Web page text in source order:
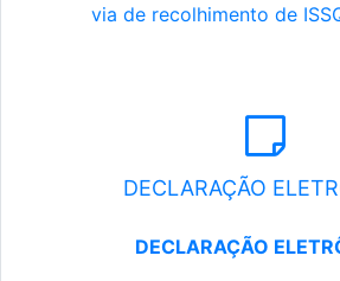
via de recolhimento de
DECLARAÇÃO
DECLARAÇÃO